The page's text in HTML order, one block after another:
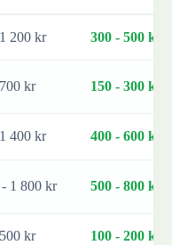
200 kr 300 - 500 kr
kr 150 - 300 kr
400 kr 400 - 600 kr
1 800 kr 500 - 800 kr
kr 100 - 200 kr